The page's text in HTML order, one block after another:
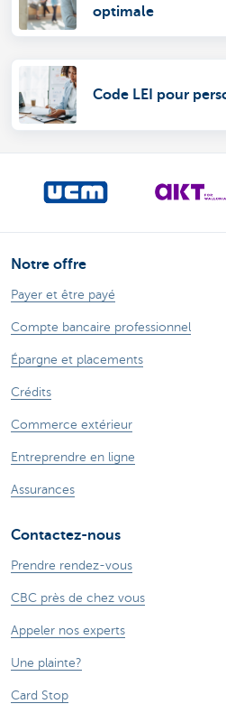
optimale
Code LEI pour
Notre offre
Payer et être payé
Compte bancaire professionnel
Épargne et placements
Crédits
Commerce extérieur
Entreprendre en ligne
Assurances
Contactez-nous
Prendre rendez-vous
CBC près de chez vous
Appeler nos experts
Une plainte?
Card Stop